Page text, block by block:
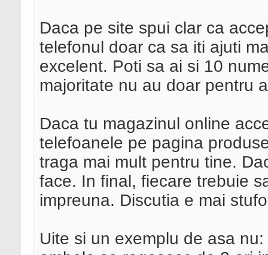
Daca pe site spui clar ca
telefonul doar ca sa iti ajuti
excelent. Poti sa ai si 10
majoritate nu au doar pentru
Daca tu magazinul online
telefoanele pe pagina
traga mai mult pentru tine.
face. In final, fiecare trebuie
impreuna. Discutia e mai
Uite si un exemplu de asa